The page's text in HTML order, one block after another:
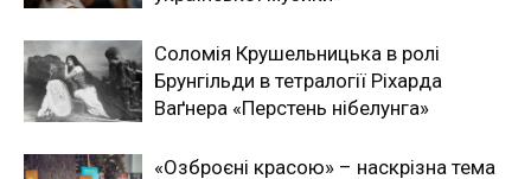
Соломія Крушельницька в ролі
Брунгільди в тетралогії Ріхарда
Ваґнера «Перстень нібелунга»
«Озброєні красою» – наскрізна тема